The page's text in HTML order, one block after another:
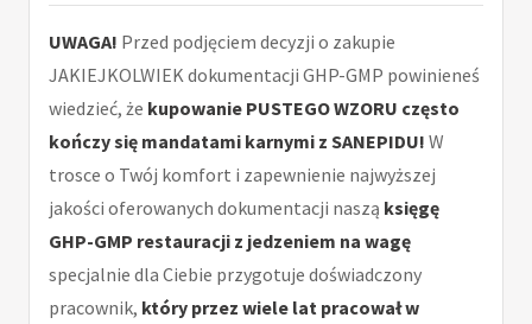
UWAGA! Przed podjęciem decyzji o zakupie
JAKIEJKOLWIEK dokumentacji GHP-GMP powinieneś
wiedzieć, że kupowanie PUSTEGO WZORU często
kończy się mandatami karnymi z SANEPIDU! W
trosce o Twój komfort i zapewnienie najwyższej
jakości oferowanych dokumentacji naszą księgę
GHP-GMP restauracji z jedzeniem na wagę
specjalnie dla Ciebie przygotuje doświadczony
pracownik, który przez wiele lat pracował w